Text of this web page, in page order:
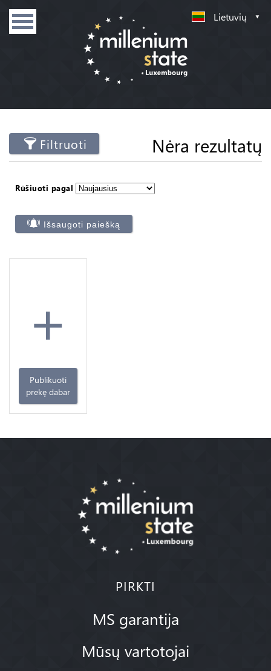
Lietuvių
Filtruoti Nėra rezultatų
Rūšiuoti pagal
Išsaugoti paiešką
+
Publikuoti
prekę dabar
PIRKTI
MS garantija
Mūsų vartotojai